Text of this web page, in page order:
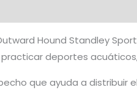
Hound Standley
deportes
que ayuda a distribuir